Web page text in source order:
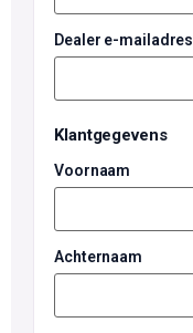
Dealer e-mailadres
Klantgegevens
Voornaam
Achternaam